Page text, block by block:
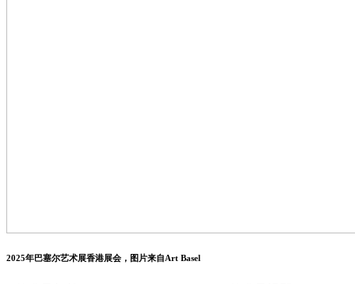
2025年巴塞尔艺术展香港展会，图片来自Art Basel